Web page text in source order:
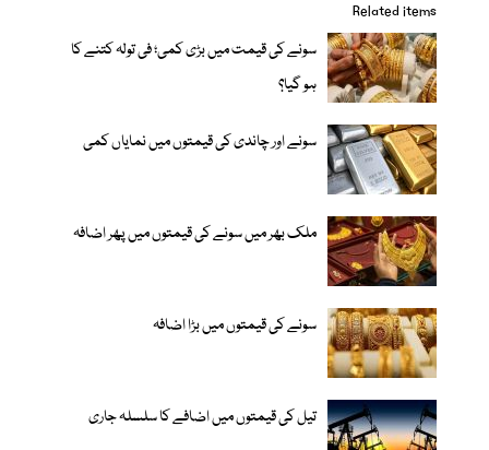
Related items
سونے کی قیمت میں بڑی کمی؛ فی تولہ کتنے کا
ہو گیا؟
سونے اور چاندی کی قیمتوں میں نمایاں کمی
ملک بھر میں سونے کی قیمتوں میں پھر اضافہ
سونے کی قیمتوں میں بڑا اضافہ
تیل کی قیمتوں میں اضافے کا سلسلہ جاری